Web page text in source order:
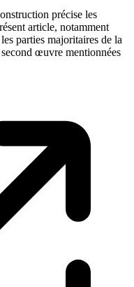
précise les
article, notamment
parties majoritaires de la
œuvre mentionnées